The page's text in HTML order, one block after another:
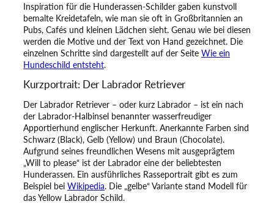
l
d
f
ü
r
d
e
n
L
a
b
r
a
d
o
r
M
Inspiration für die Hunderassen-Schilder gaben kunstvoll
bemalte Kreidetafeln, wie man sie oft in Großbritannien an
Pubs, Cafés und kleinen Lädchen sieht. Genau wie bei diesen
werden die Motive und der Text von Hand gezeichnet. Die
einzelnen Schritte sind dargestellt auf der Seite Wie ein
Hundeschild entsteht.
Kurzportrait: Der Labrador Retriever
Der Labrador Retriever – oder kurz Labrador – ist ein nach
der Labrador-Halbinsel benannter wasserfreudiger
Apportierhund englischer Herkunft. Anerkannte Farben sind
Schwarz (Black), Gelb (Yellow) und Braun (Chocolate).
Aufgrund seines freundlichen Wesens mit ausgeprägtem
„Will to please“ ist der Labrador eine der beliebtesten
Hunderassen. Ein ausführliches Rasseportrait gibt es zum
Beispiel bei Wikipedia. Die „gelbe“ Variante stand Modell für
das Yellow Labrador Schild.